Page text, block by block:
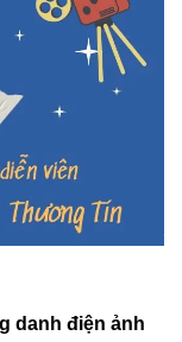
danh điện ảnh